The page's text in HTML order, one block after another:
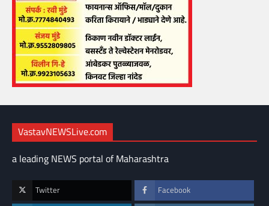
VastavNEWSLive.com
a leading NEWS portal of Maharashtra
Twitter Facebook